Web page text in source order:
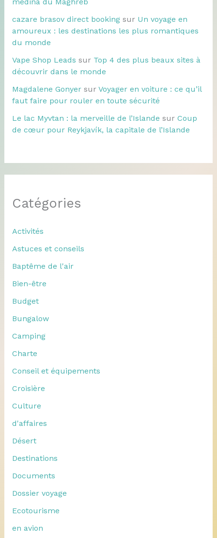
cazare brasov direct bookingsur Un voyage en
amoureux : les destinations les plus romantiques
du monde
Vape Shop Leads sur Top 4 des plus beaux sites à
découvrir dans le monde
Magdalene Gonyersur Voyager en voiture : ce qu’il
faut faire pour rouler en toute sécurité
Le lac Myvtan : la merveille de l’Islande sur Coup
de cœur pour Reykjavík, la capitale de l’Islande
Catégories
Activités
Astuces et conseils
Baptême de l'air
Bien-être
Budget
Bungalow
Camping
Charte
Conseil et équipements
Croisière
Culture
d'affaires
Désert
Destinations
Documents
Dossier voyage
Ecotourisme
en avion